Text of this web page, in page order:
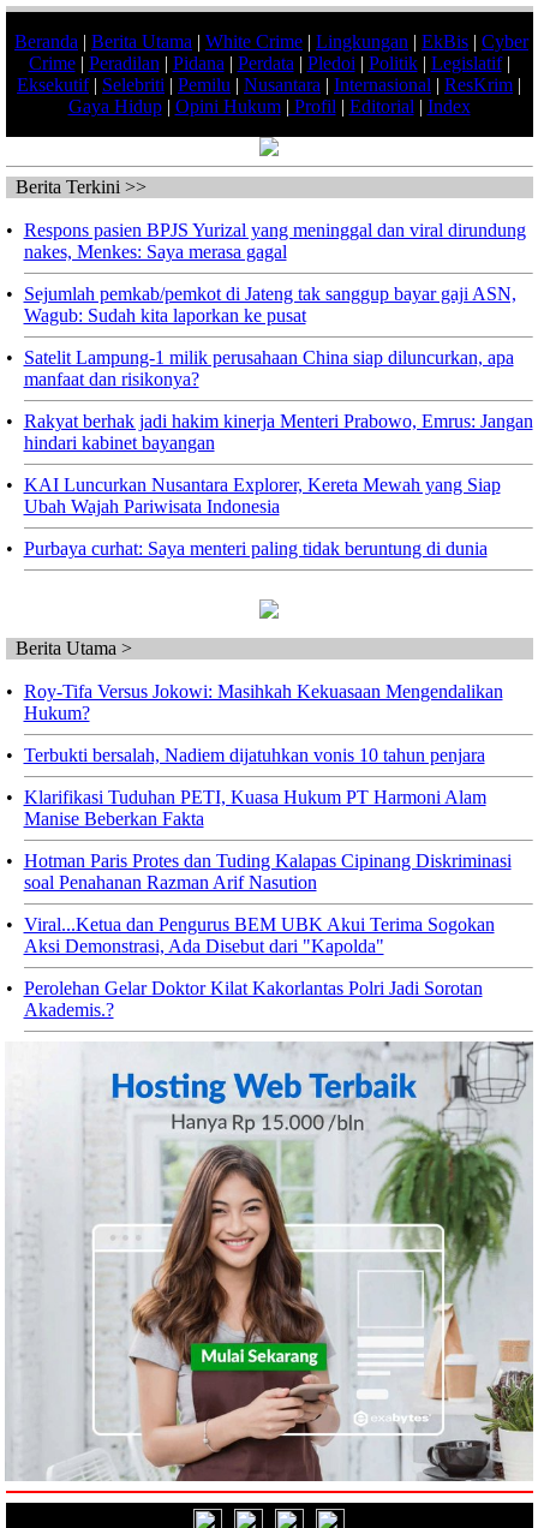
Beranda | Berita Utama | White Crime | Lingkungan | EkBis | Cyber
Crime| Peradilan | Pidana | Perdata | Pledoi | Politik| Legislatif|
Eksekutif| Selebriti | Pemilu | Nusantara | Internasional | ResKrim |
Gaya Hidup| Opini Hukum| Profil | Editorial | Index
Berita Terkini >>
• Respons pasien BPJS Yurizal yang meninggal dan viral dirundung
nakes, Menkes: Saya merasa gagal
•
Sejumlah pemkab/pemkot di Jateng tak sanggup bayar gaji ASN,
Wagub: Sudah kita laporkan ke pusat
•
Satelit Lampung-1 milik perusahaan China siap diluncurkan, apa
manfaat dan risikonya?
• Rakyat berhak jadi hakim kinerja Menteri Prabowo, Emrus: Jangan
hindari kabinet bayangan
• KAI Luncurkan Nusantara Explorer, Kereta Mewah yang Siap
Ubah Wajah Pariwisata Indonesia
• Purbaya curhat: Saya menteri paling tidak beruntung di dunia
Berita Utama >
• Roy-Tifa Versus Jokowi: Masihkah Kekuasaan Mengendalikan
Hukum?
• Terbukti bersalah, Nadiem dijatuhkan vonis 10 tahun penjara
• Klarifikasi Tuduhan PETI, Kuasa Hukum PT Harmoni Alam
Manise Beberkan Fakta
• Hotman Paris Protes dan Tuding Kalapas Cipinang Diskriminasi
soal Penahanan Razman Arif Nasution
• Viral...Ketua dan Pengurus BEM UBK Akui Terima Sogokan
Aksi Demonstrasi, Ada Disebut dari "Kapolda"
• Perolehan Gelar Doktor Kilat Kakorlantas Polri Jadi Sorotan
Akademis.?